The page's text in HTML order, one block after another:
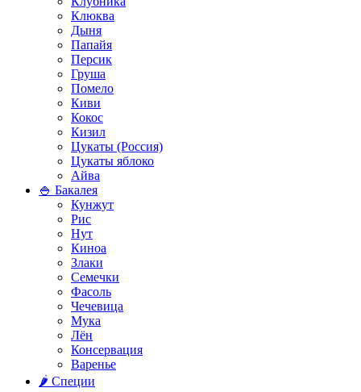
Клюква
Дыня
Папайя
Персик
Груша
Помело
Киви
Кокос
Кизил
Цукаты (Россия)
Цукаты яблоко
Айва
🍚 Бакалея
Кунжут
Рис
Нут
Киноа
Злаки
Семечки
Фасоль
Чечевица
Мука
Лён
Консервация
Варенье
🌶️ Специи